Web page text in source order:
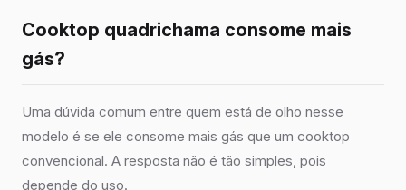
Cooktop quadrichama consome mais
gás?
Uma dúvida comum entre quem está de olho nesse
modelo é se ele consome mais gás que um cooktop
convencional. A resposta não é tão simples, pois
depende do uso.